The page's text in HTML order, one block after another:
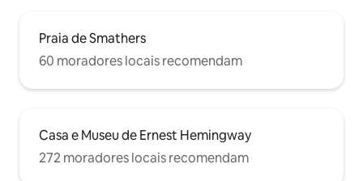
Praia de Smathers
60 moradores locais recomendam
Casa e Museu de Ernest Hemingway
272 moradores locais recomendam